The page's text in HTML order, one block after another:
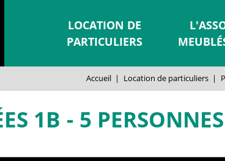
LOCATION DE
PARTICULIERS
Accueil | Location de particuliers |
1B 5 PERSONNES